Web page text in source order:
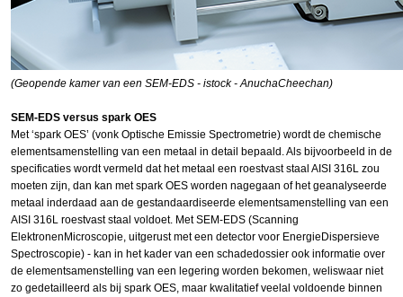
(Geopende kamer van een SEM-EDS - istock - AnuchaCheechan)
SEM-EDS versus spark OES
Met ‘spark OES’ (vonk Optische Emissie Spectrometrie) wordt de chemische
elementsamenstelling van een metaal in detail bepaald. Als bijvoorbeeld in de
specificaties wordt vermeld dat het metaal een roestvast staal AISI 316L zou
moeten zijn, dan kan met spark OES worden nagegaan of het geanalyseerde
metaal inderdaad aan de gestandaardiseerde elementsamenstelling van een
AISI 316L roestvast staal voldoet. Met SEM-EDS (Scanning
ElektronenMicroscopie, uitgerust met een detector voor EnergieDispersieve
Spectroscopie) - kan in het kader van een schadedossier ook informatie over
de elementsamenstelling van een legering worden bekomen, weliswaar niet
zo gedetailleerd als bij spark OES, maar kwalitatief veelal voldoende binnen